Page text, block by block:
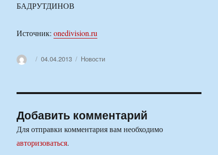
БАДРУТДИНОВ
Источник:onedivision.ru
АвторОпубликовано
04.04.2013 Рубрики
Новости
Добавить комментарий
Для отправки комментария вам необходимо
авторизоваться.